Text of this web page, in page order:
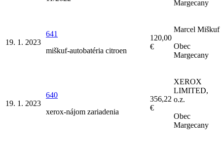
Margecany
19. 1. 2023
641
miškuf-autobatéria citroen
120,00
€
Marcel Miškuf
Obec
Margecany
19. 1. 2023
640
xerox-nájom zariadenia
356,22
€
XEROX
LIMITED,
o.z.
Obec
Margecany